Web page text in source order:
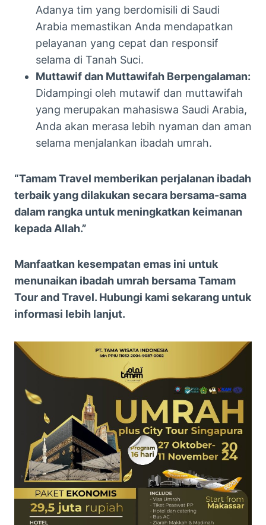
Adanya tim yang berdomisili di Saudi
Arabia memastikan Anda mendapatkan
pelayanan yang cepat dan responsif
selama di Tanah Suci.
Muttawif dan Muttawifah Berpengalaman:
Didampingi oleh mutawif dan muttawifah
yang merupakan mahasiswa Saudi Arabia,
Anda akan merasa lebih nyaman dan aman
selama menjalankan ibadah umrah.
“Tamam Travel memberikan perjalanan ibadah
terbaik yang dilakukan secara bersama-sama
dalam rangka untuk meningkatkan keimanan
kepada Allah.”
Manfaatkan kesempatan emas ini untuk
menunaikan ibadah umrah bersama Tamam
Tour and Travel. Hubungi kami sekarang untuk
informasi lebih lanjut.